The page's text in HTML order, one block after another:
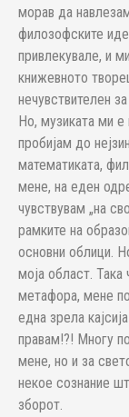
морав да
филозофските
привлекувале, и
книжевното
нечувствителен
Но, музиката ми
пробијам до
математиката,
мене, на еден
чувствувам „на
рамките на
основни облици.
моја област. Така
метафора, мене
една зрела
правам!?! Многу
мене, но и за
некое сознание
зборот.